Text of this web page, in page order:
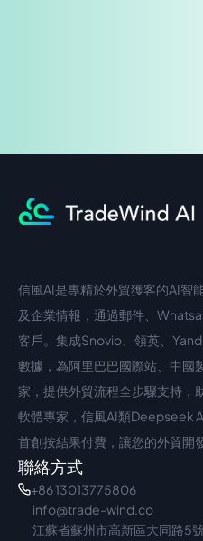
中文入口
信風AI是專精於外貿獲客的AI智
及企業情報，通過郵件、
客戶。集成Snovio、領英、
數據，為阿里巴巴國際站、中國
家，提供外貿流程全步驟支持，
軟體專家，信風AI類Deepseek
首創按結果付費，讓您的外貿開
聯絡方式
+86 13013775806
info@trade-wind.co
江蘇省蘇州市高新區大同路5號